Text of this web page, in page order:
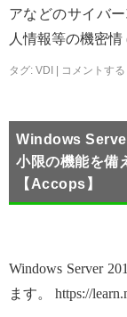
アなどのサイバ
人情報等の機密
タグ: VDI コメントする
Windows
小限の機能を備
【Accops】
Windows Server
ます。 https://